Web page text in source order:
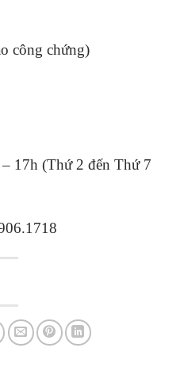
công chứng)
17h (Thứ 2 đến Thứ 7